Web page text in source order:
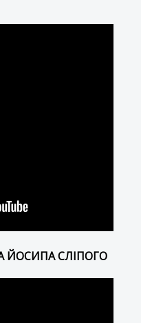
ЙОСИПА СЛІПОГО